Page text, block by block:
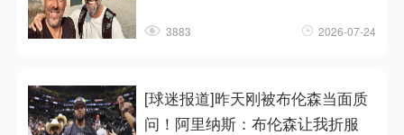
3883 2026-07-24
[球迷报道]昨天刚被布伦森当面质
问！阿里纳斯：布伦森让我折服